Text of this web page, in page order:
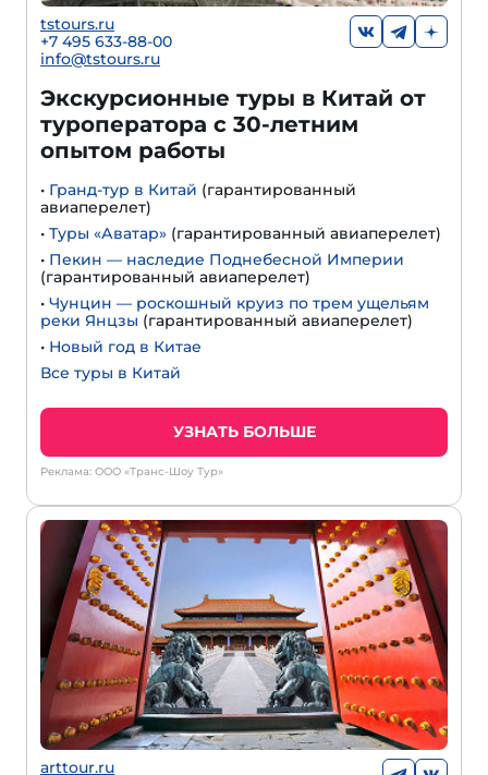
tstours.ru
+7 495 633-88-00
info@tstours.ru
Экскурсионные туры в Китай от
туроператора с 30-летним
опытом работы
• Гранд-тур в Китай (гарантированный
авиаперелет)
• Туры «Аватар» (гарантированный авиаперелет)
• Пекин — наследие Поднебесной Империи
(гарантированный авиаперелет)
• Чунцин — роскошный круиз по трем ущельям
реки Янцзы (гарантированный авиаперелет)
• Новый год в Китае
Все туры в Китай
УЗНАТЬ БОЛЬШЕ
Реклама: ООО «Транс-Шоу Тур»
arttour.ru